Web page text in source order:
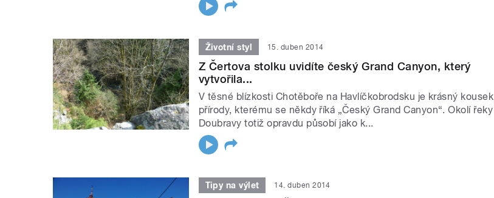
Životní styl 15. duben 2014
Z Čertova stolku uvidíte český Grand Canyon, který
vytvořila...
V těsné blízkosti Chotěboře na Havlíčkobrodsku je krásný kousek
přírody, kterému se někdy říká „Český Grand Canyon“. Okolí řeky
Doubravy totiž opravdu působí jako k...
Tipy na výlet 14. duben 2014